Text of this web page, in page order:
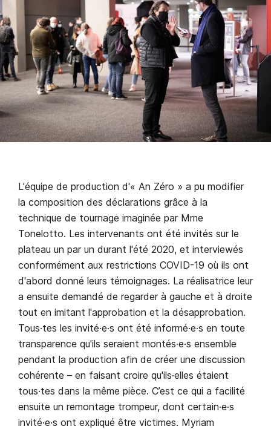
L'équipe de production d'« An Zéro » a pu modifier
la composition des déclarations grâce à la
technique de tournage imaginée par Mme
Tonelotto. Les intervenants ont été invités sur le
plateau un par un durant l'été 2020, et interviewés
conformément aux restrictions COVID-19 où ils ont
d'abord donné leurs témoignages. La réalisatrice leur
a ensuite demandé de regarder à gauche et à droite
tout en imitant l'approbation et la désapprobation.
Tous·tes les invité·e·s ont été informé·e·s en toute
transparence qu'ils seraient montés·e·s ensemble
pendant la production afin de créer une discussion
cohérente – en faisant croire qu'ils·elles étaient
tous·tes dans la même pièce. C’est ce qui a facilité
ensuite un remontage trompeur, dont certain·e·s
invité·e·s ont expliqué être victimes. Myriam